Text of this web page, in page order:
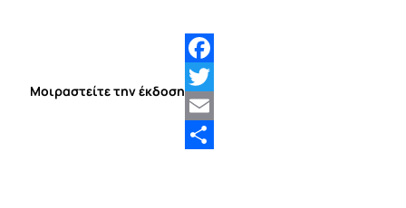
Μοιραστείτε την έκδοση
Facebook
Twitter
Email